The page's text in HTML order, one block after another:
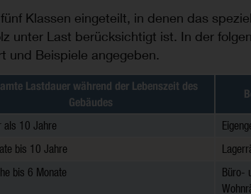
Klassen eingeteilt, in denen das
unter Last berücksichtigt ist. In der
und Beispiele angegeben.
Lastdauer während der Lebenszeit des
Gebäudes
als 10 Jahre
bis 10 Jahre
bis 6 Monate
Büro-